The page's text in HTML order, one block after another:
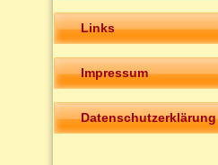
Links
Impressum
Datenschutzerklärung